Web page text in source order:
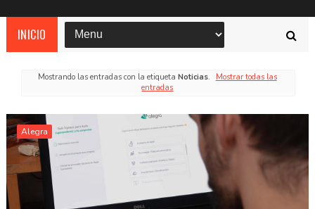
INICIO
Mostrando las entradas con la etiquetaNoticias.
Mostrar todas las
entradas
Alegra